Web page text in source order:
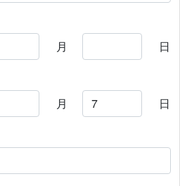
月
日
月
日